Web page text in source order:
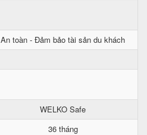
An toàn - Đảm bảo tài sản du khách
WELKO Safe
36 tháng